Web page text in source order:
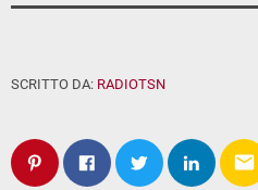
SCRITTO DA: RADIOTSN
email